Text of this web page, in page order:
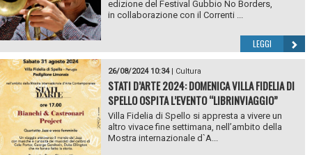
edizione del Festival Gubbio No Borders,
in collaborazione con il Correnti ...
LEGGI
26/08/2024 10:34| Cultura
STATI D’ARTE 2024: DOMENICA VILLA FIDELIA DI
SPELLO OSPITA L’EVENTO “LIBRINVIAGGIO”
Villa Fidelia di Spello si appresta a vivere un
altro vivace fine settimana, nell’ambito della
Mostra internazionale d`A...